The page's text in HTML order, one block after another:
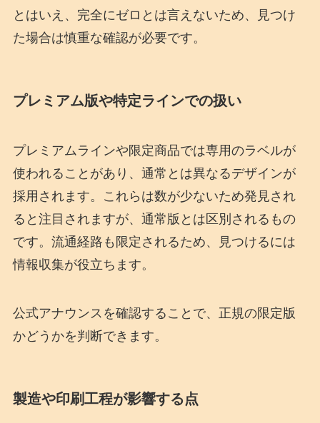
とはいえ、完全にゼロとは言えないため、見つけ
た場合は慎重な確認が必要です。
プレミアム版や特定ラインでの扱い
プレミアムラインや限定商品では専用のラベルが
使われることがあり、通常とは異なるデザインが
採用されます。これらは数が少ないため発見され
ると注目されますが、通常版とは区別されるもの
です。流通経路も限定されるため、見つけるには
情報収集が役立ちます。
公式アナウンスを確認することで、正規の限定版
かどうかを判断できます。
製造や印刷工程が影響する点